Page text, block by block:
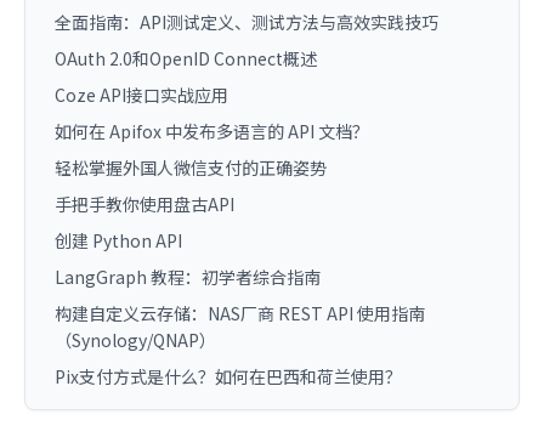
全面指南：API测试定义、测试方法与高效实践技巧
OAuth 2.0和OpenID Connect概述
Coze API接口实战应用
如何在 Apifox 中发布多语言的 API 文档？
轻松掌握外国人微信支付的正确姿势
手把手教你使用盘古API
创建 Python API
LangGraph 教程：初学者综合指南
构建自定义云存储：NAS厂商 REST API 使用指南
（Synology/QNAP）
Pix支付方式是什么？如何在巴西和荷兰使用？